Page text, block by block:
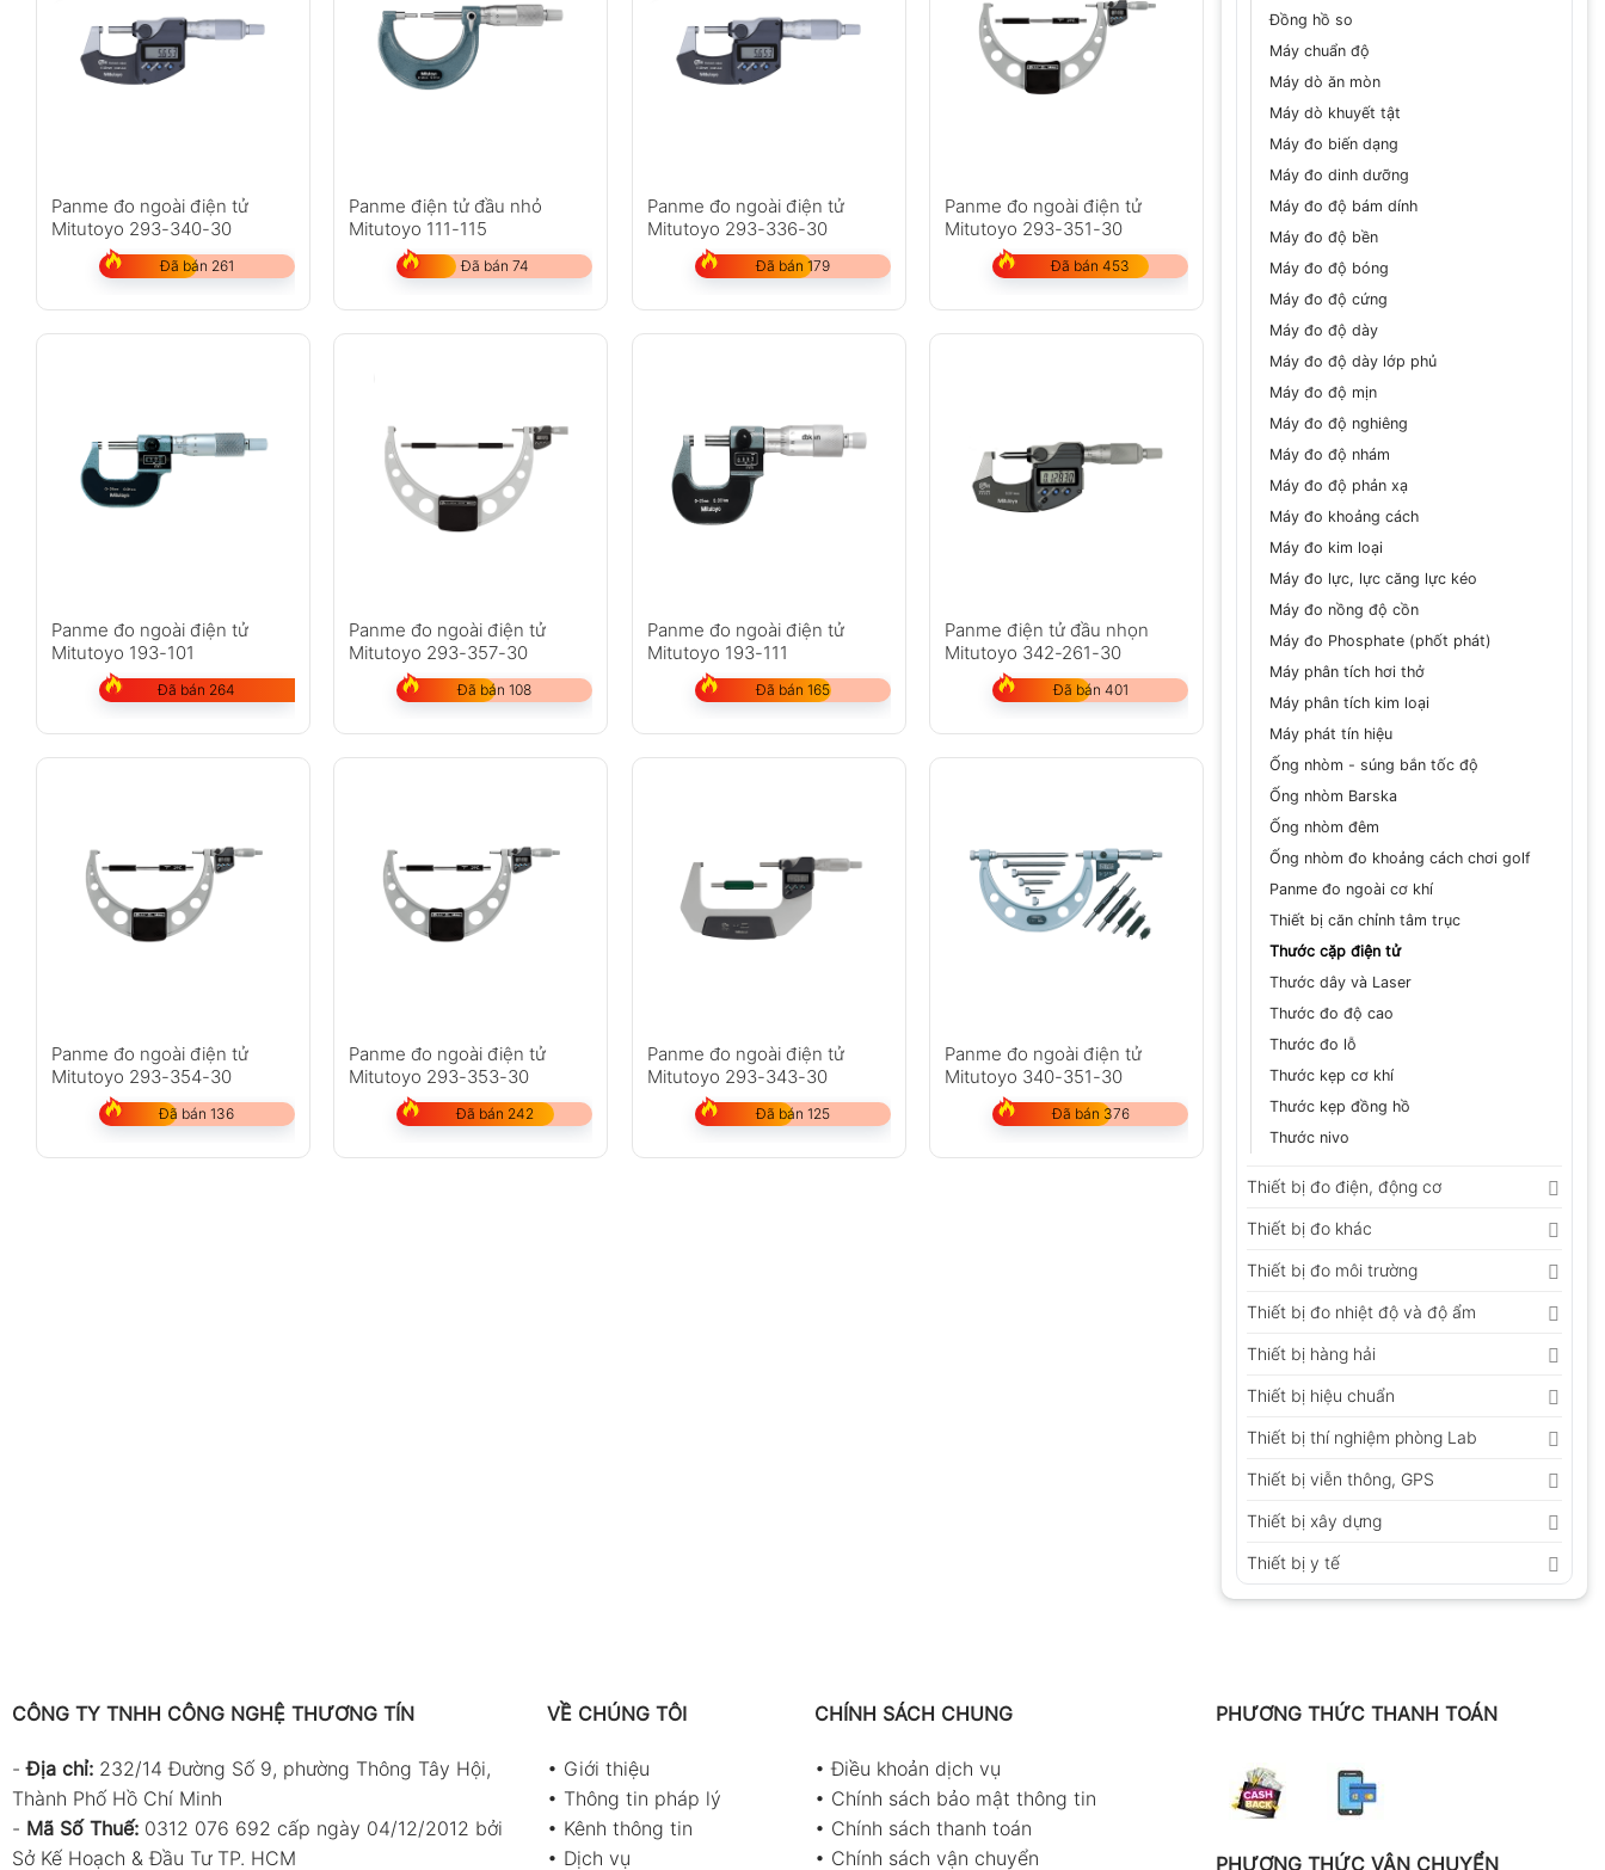
Đồng hồ so
Máy chuẩn độ
Máy dò ăn mòn
Máy dò khuyết tật
Máy đo biến dạng
Máy đo dinh dưỡng
Máy đo độ bám dính
Máy đo độ bền
Máy đo độ bóng
Máy đo độ cứng
Máy đo độ dày
Máy đo độ dày lớp phủ
Máy đo độ mịn
Máy đo độ nghiêng
Máy đo độ nhám
Máy đo độ phản xạ
Máy đo khoảng cách
Máy đo kim loại
Máy đo lực, lực căng lực kéo
Máy đo nồng độ cồn
Máy đo Phosphate (phốt phát)
Máy phân tích hơi thở
Máy phân tích kim loại
Máy phát tín hiệu
Ống nhòm - súng bắn tốc độ
Ống nhòm Barska
Ống nhòm đêm
Ống nhòm đo khoảng cách chơi golf
Panme đo ngoài cơ khí
Thiết bị căn chỉnh tâm trục
Thước cặp điện tử
Thước dây và Laser
Thước đo độ cao
Thước đo lỗ
Thước kẹp cơ khí
Thước kẹp đồng hồ
Thước nivo
Thiết bị đo điện, động cơ
Thiết bị đo khác
Thiết bị đo môi trường
Thiết bị đo nhiệt độ và độ ẩm
Thiết bị hàng hải
Thiết bị hiệu chuẩn
Thiết bị thí nghiệm phòng Lab
Thiết bị viễn thông, GPS
Thiết bị xây dựng
Thiết bị y tế
Panme đo ngoài điện tử
Mitutoyo 293-340-30
Đã bán 261
Panme điện tử đầu nhỏ
Mitutoyo 111-115
Đã bán 74
Panme đo ngoài điện tử
Mitutoyo 293-336-30
Đã bán 179
Panme đo ngoài điện tử
Mitutoyo 293-351-30
Đã bán 453
Panme đo ngoài điện tử
Mitutoyo 193-101
Đã bán 264
Panme đo ngoài điện tử
Mitutoyo 293-357-30
Đã bán 108
Panme đo ngoài điện tử
Mitutoyo 193-111
Đã bán 165
Panme điện tử đầu nhọn
Mitutoyo 342-261-30
Đã bán 401
Panme đo ngoài điện tử
Mitutoyo 293-354-30
Đã bán 136
Panme đo ngoài điện tử
Mitutoyo 293-353-30
Đã bán 242
Panme đo ngoài điện tử
Mitutoyo 293-343-30
Đã bán 125
Panme đo ngoài điện tử
Mitutoyo 340-351-30
Đã bán 376
CÔNG TY TNHH CÔNG NGHỆ THƯƠNG TÍN
-Địa chỉ: 232/14 Đường Số 9, phường Thông Tây Hội,
Thành Phố Hồ Chí Minh
- Mã Số Thuế: 0312 076 692 cấp ngày 04/12/2012 bởi
Sở Kế Hoạch & Đầu Tư TP. HCM
VỀ CHÚNG TÔI
• Giới thiệu
• Thông tin pháp lý
• Kênh thông tin
• Dịch vụ
CHÍNH SÁCH CHUNG
•Điều khoản dịch vụ
• Chính sách bảo mật thông tin
• Chính sách thanh toán
• Chính sách vận chuyển
PHƯƠNG THỨC THANH TOÁN
PHƯƠNG THỨC VẬN CHUYỂN